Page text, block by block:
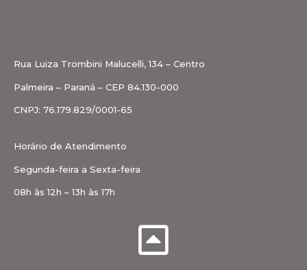
Rua Luiza Trombini Malucelli, 134 – Centro
Palmeira – Paraná – CEP 84.130-000
CNPJ: 76.179.829/0001-65
Horário de Atendimento
Segunda-feira a Sexta-feira
08h às 12h – 13h às 17h